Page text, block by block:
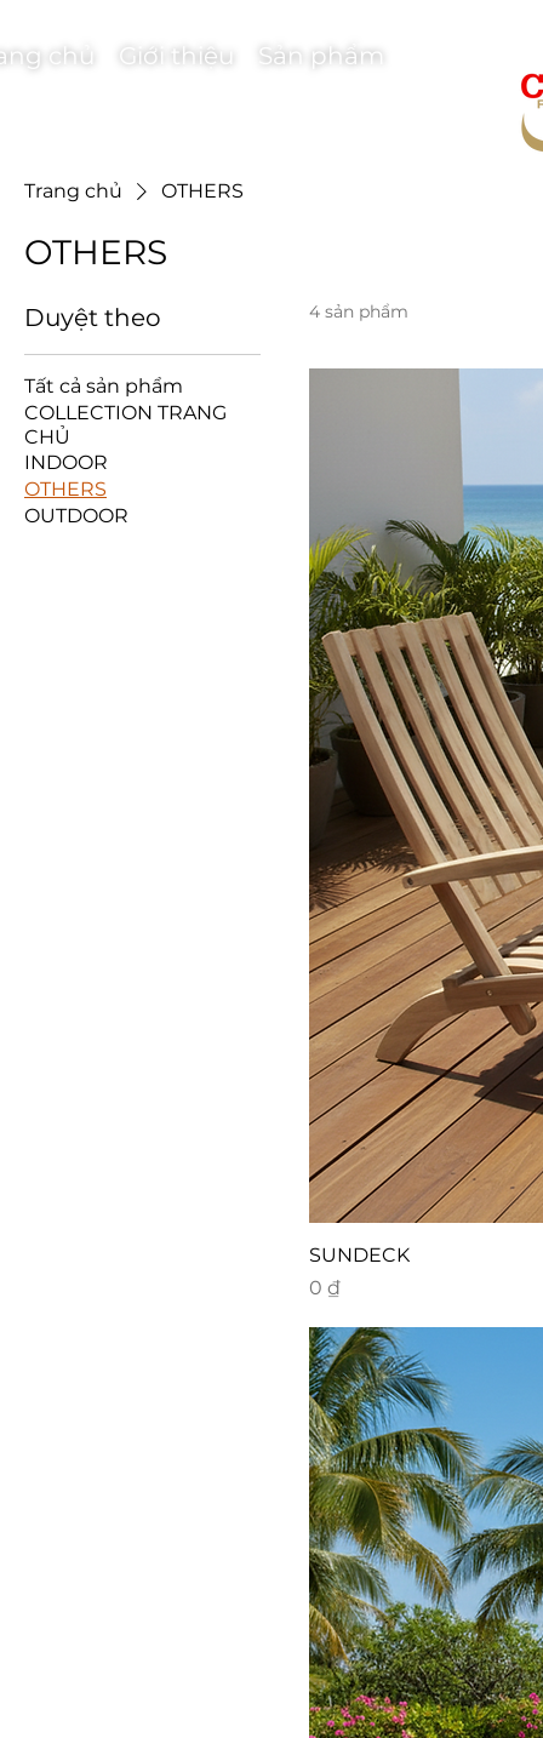
chủ Giới thiệu Sản phẩm
Trang chủ OTHERS
OTHERS
Duyệt theo
Tất cả sản phẩm
COLLECTION TRANG
CHỦ
INDOOR
OTHERS
OUTDOOR
4 sản phẩm
SUNDECK
Giá
0 ₫